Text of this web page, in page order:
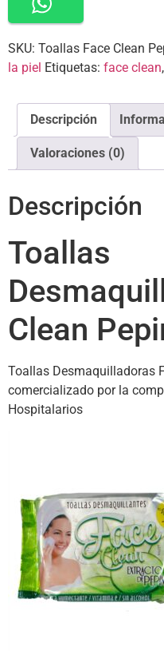
SKU: Toallas Face Clean
la piel Etiquetas: face clean,
Descripción
Valoraciones (0)
Descripción
Toallas
Clean
Toallas Desmaquilladoras
comercializado por la
Hospitalarios